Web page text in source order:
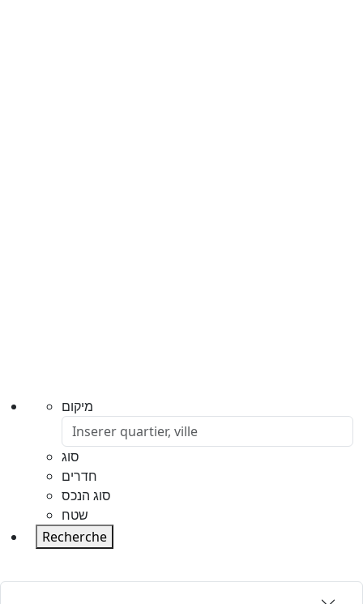
מיקום
סוג
חדרים
סוג הנכס
שטח
Recherche